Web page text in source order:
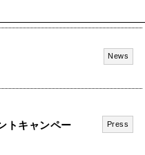
News
トキャンペー
Press